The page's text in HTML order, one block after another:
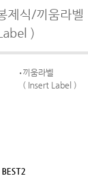
제식/끼움라벨
)
끼움라벨
( Insert Label )
BEST2